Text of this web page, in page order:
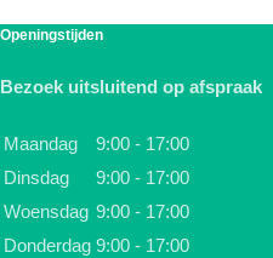
Openingstijden
Bezoek uitsluitend op afspraak
Maandag
9:00 - 17:00
Dinsdag
9:00 - 17:00
Woensdag 9:00 - 17:00
Donderdag 9:00 - 17:00